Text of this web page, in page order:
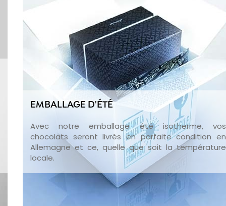
EMBALLAGE D'ÉTÉ
Avec notre emballage été isotherme, vos
chocolats seront livrés en parfaite condition en
Allemagne et ce, quelle que soit la température
locale.